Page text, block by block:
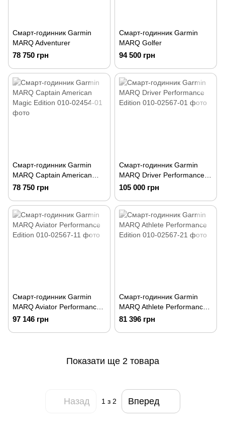
Смарт-годинник Garmin
MARQ Adventurer
78 750 грн
Смарт-годинник Garmin
MARQ Golfer
94 500 грн
Смарт-годинник Garmin
MARQ Captain American
Magic Edition
78 750 грн
Смарт-годинник Garmin
MARQ Driver Performance
Edition
105 000 грн
Смарт-годинник Garmin
MARQ Aviator Performance
Edition
97 146 грн
Смарт-годинник Garmin
MARQ Athlete Performance
Edition
81 396 грн
Показати ще 2 товара
Назад 1 з 2 Вперед